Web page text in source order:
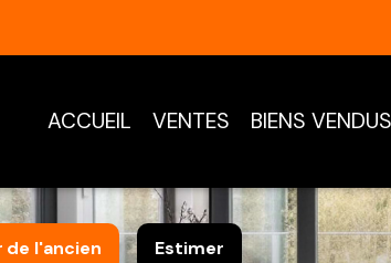
ACCUEIL VENTES BIENS VENDUS
de l'ancien Estimer